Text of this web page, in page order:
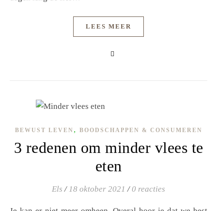
LEES MEER
BEWUST LEVEN , BOODSCHAPPEN & CONSUMEREN
3 redenen om minder vlees te
eten
Els / 18 oktober 2021 / 0 reacties